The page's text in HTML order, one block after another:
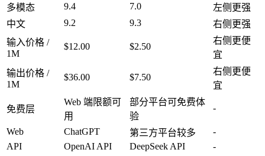
多模态
9.4 7.0
左侧更强
中文
9.2 9.3
右侧更强
输入价格 /
1M
$12.00 $2.50
右侧更便
宜
输出价格 /
1M
$36.00 $7.50
右侧更便
宜
免费层
Web 端限额可
用
部分平台可免费体
验
-
Web ChatGPT 第三方平台较多
-
API
OpenAI API DeepSeek API -